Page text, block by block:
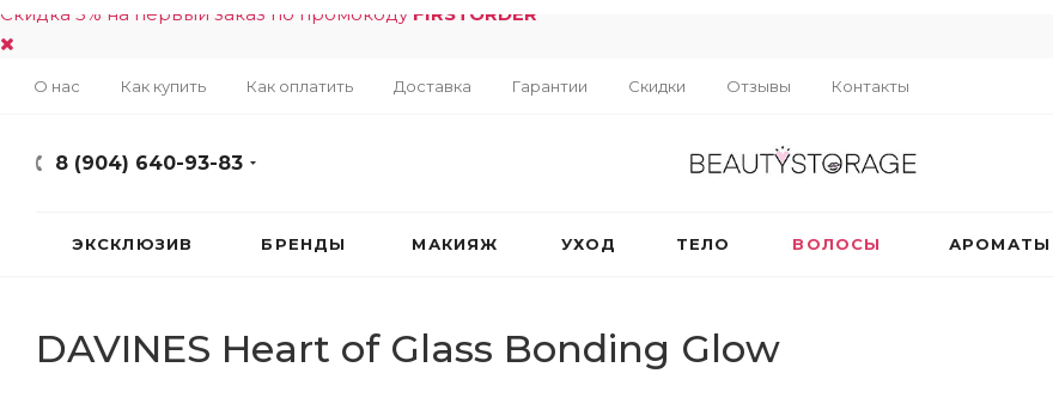
Скидка 5% на первый заказ по промокоду FIRSTORDER
О нас Как купить Как оплатить Доставка Гарантии Скидки Отзывы Контакты
8 (904) 640-93-83
ЭКСКЛЮЗИВ БРЕНДЫ МАКИЯЖ УХОД ТЕЛО ВОЛОСЫ АРОМАТЫ
DAVINES Heart of Glass Bonding Glow